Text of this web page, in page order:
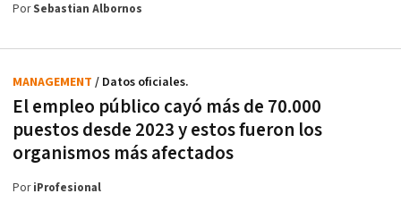
PorSebastian Albornos
El empleo público cayó más de 70.000
puestos desde 2023 y estos fueron los
organismos más afectados
MANAGEMENT / Datos oficiales.
PoriProfesional